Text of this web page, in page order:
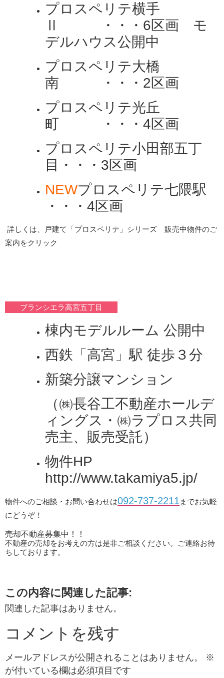
プロスペリテ横手
Ⅱ ・・・6区画 モ
デルハウス公開中
プロスペリテ大橋
南 ・・・2区画
プロスペリテ光丘
町 ・・・4区画
プロスペリテ小田部五丁
目・・・3区画
NEWプロスペリテ七隈駅
・・・4区画
詳しくは、戸建て「プロスペリテ」シリーズ 販売中物件のご
案内をクリック
ブランシエラ高宮五丁目
棟内モデルルーム 公開中
西鉄「高宮」駅 徒歩３分
新築分譲マンション
（㈱長谷工不動産ホールデ
ィングス・㈱ラプロス共同
売主、販売受託）
物件HP
http://www.takamiya5.jp/
物件へのご相談・お問い合わせは092-737-2211 までお気軽
にどうぞ！
売却不動産募集中！！
不動産の売却をお考えの方は是非ご相談ください。ご連絡お待
ちしております。
この内容に関連した記事:
関連した記事はありません。
コメントを残す
メールアドレスが公開されることはありません。
※
が付いている欄は必須項目です